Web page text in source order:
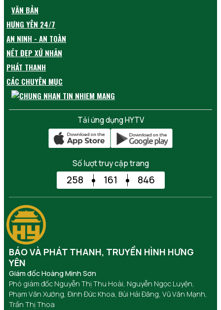
VĂN BẢN
HƯNG YÊN 24/7
AN NINH - AN TOÀN
NÉT ĐẸP XỨ NHÃN
PHÁT THANH
CÁC CHUYÊN MỤC
Tải ứng dụng HYTV
Số lượt truy cập trang
258 161 846
BÁO VÀ PHÁT THANH, TRUYỀN HÌNH HƯNG
YÊN
Giám đốc Hoàng Minh Sơn
Phó giám đốc Nguyễn Thị Thu Hoài, Nguyễn Ngọc Luyện,
Phạm Văn Xướng, Đinh Đức Khoa, Bùi Hải Đăng, Vũ Văn Mạnh,
Trần Thị Thoa